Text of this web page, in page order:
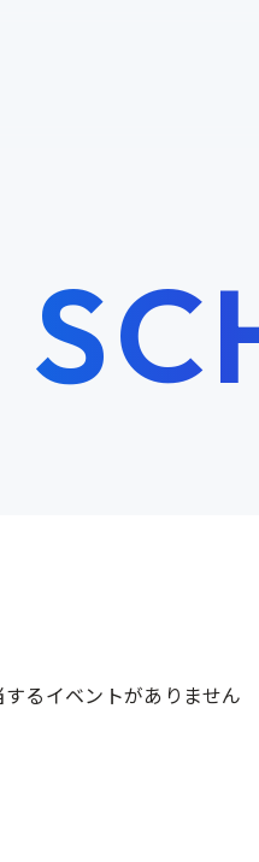
するイベントがありません